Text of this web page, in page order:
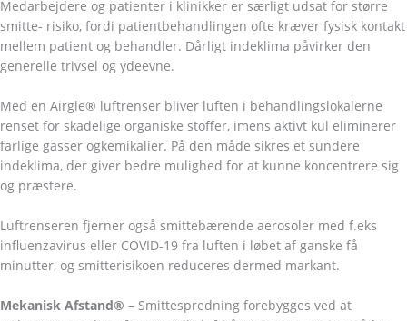
Medarbejdere og patienter i klinikker er særligt udsat for større
smitte- risiko, fordi patientbehandlingen ofte kræver fysisk kontakt
mellem patient og behandler. Dårligt indeklima påvirker den
generelle trivsel og ydeevne.
Med en Airgle® luftrenser bliver luften i behandlingslokalerne
renset for skadelige organiske stoffer, imens aktivt kul eliminerer
farlige gasser ogkemikalier. På den måde sikres et sundere
indeklima, der giver bedre mulighed for at kunne koncentrere sig
og præstere.
Luftrenseren fjerner også smittebærende aerosoler med f.eks
influenzavirus eller COVID-19 fra luften i løbet af ganske få
minutter, og smitterisikoen reduceres dermed markant.
Mekanisk Afstand® – Smittespredning forebygges ved at